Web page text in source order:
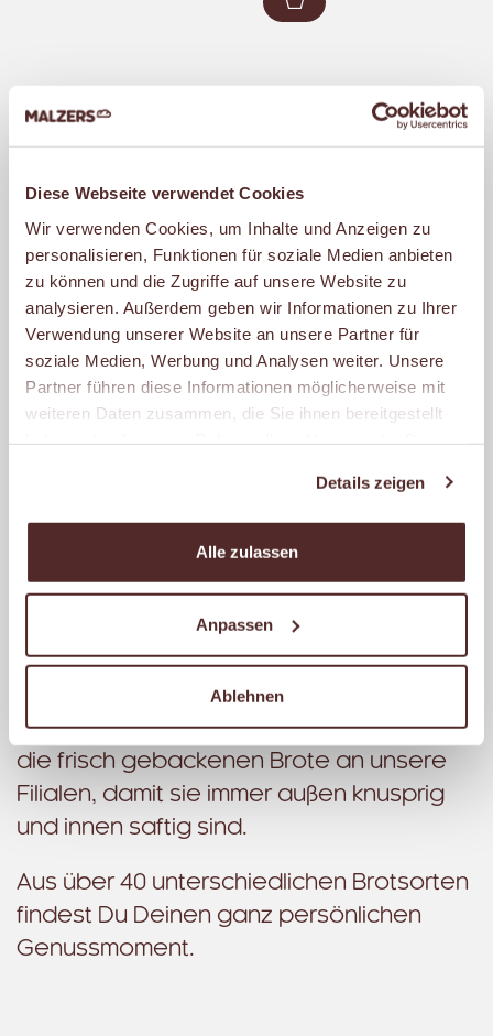
Diese Webseite verwendet Cookies
Wir verwenden Cookies, um Inhalte und Anzeigen zu
personalisieren, Funktionen für soziale Medien anbieten
zu können und die Zugriffe auf unsere Website zu
analysieren. Außerdem geben wir Informationen zu Ihrer
Verwendung unserer Website an unsere Partner für
soziale Medien, Werbung und Analysen weiter. Unsere
Partner führen diese Informationen möglicherweise mit
weiteren Daten zusammen, die Sie ihnen bereitgestellt
Details zeigen
Alle zulassen
Anpassen
Ablehnen
BROT
gebackenen Brote ist bei MALZERS nicht
nur ein traditionelles Ritual, sondern für
alle, die dabei sind, auch einer der
Höhepunkte des Tages. Die feinen
Röststoffe zu riechen, die kross
gebackene Kruste aufzubrechen, und
darunter die herzhafte, lockere Krume zu
schmecken: Diesen Genuss möchten wir
Mittags. Abends.
Deshalb backen wir nur mit unserem
eigenen Drei-Stufen-Natursauerteig.
Unsere erfahrenen Bäckermeister
kontrollieren ständig Gär- und
Backzeiten. Mehrmals täglich liefern wir
die frisch gebackenen Brote an unsere
Filialen, damit sie immer außen knusprig
und innen saftig sind.
Aus über 40 unterschiedlichen Brotsorten
findest Du Deinen ganz persönlichen
Genussmoment.